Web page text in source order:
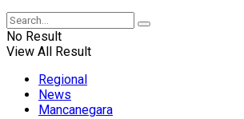
No Result
View All Result
Regional
News
Mancanegara